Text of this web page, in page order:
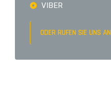
VIBER
ODER RUFEN SIE UNS AN